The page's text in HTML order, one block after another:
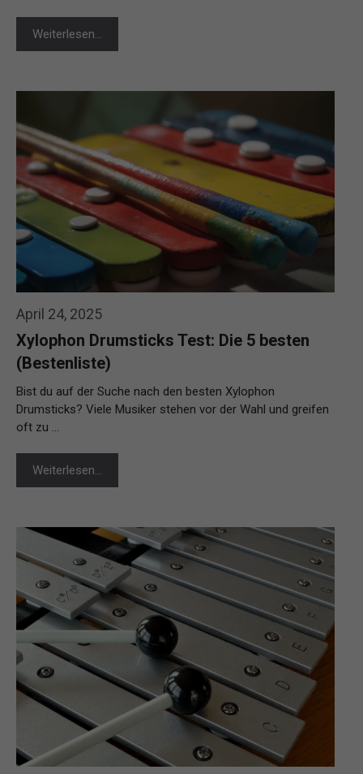
Weiterlesen…
April 24, 2025
Xylophon Drumsticks Test: Die 5 besten
(Bestenliste)
Bist du auf der Suche nach den besten Xylophon
Drumsticks? Viele Musiker stehen vor der Wahl und greifen
oft zu …
Weiterlesen…